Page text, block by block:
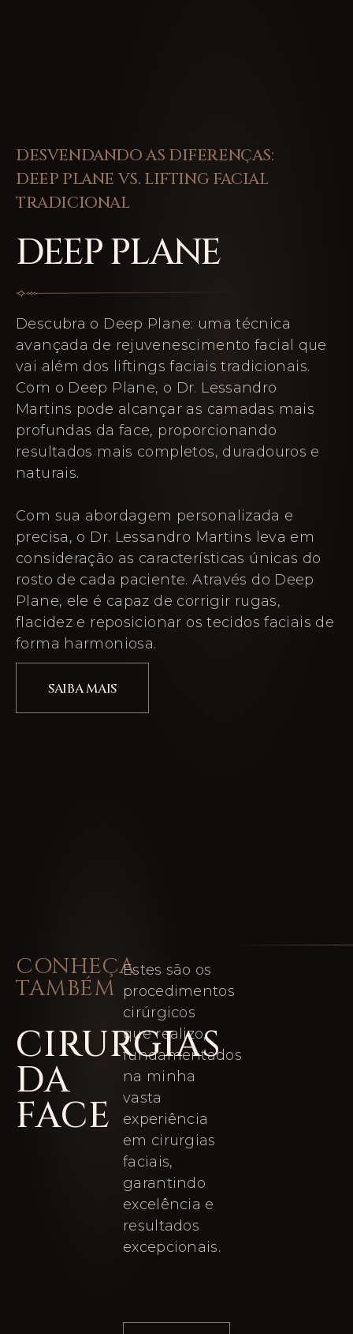
DESVENDANDO AS DIFERENÇAS:
DEEP PLANE VS. LIFTING FACIAL
TRADICIONAL
DEEP PLANE
Descubra o Deep Plane: uma técnica
avançada de rejuvenescimento facial que
vai além dos liftings faciais tradicionais.
Com o Deep Plane, o Dr. Lessandro
Martins pode alcançar as camadas mais
profundas da face, proporcionando
resultados mais completos, duradouros e
naturais.
Com sua abordagem personalizada e
precisa, o Dr. Lessandro Martins leva em
consideração as características únicas do
rosto de cada paciente. Através do Deep
Plane, ele é capaz de corrigir rugas,
flacidez e reposicionar os tecidos faciais de
forma harmoniosa.
SAIBA MAIS
CONHEÇA
TAMBÉM
CIRURGIAS
DA
FACE
Estes são os
procedimentos
cirúrgicos
que realizo,
fundamentados
na minha
vasta
experiência
em cirurgias
faciais,
garantindo
excelência e
resultados
excepcionais.